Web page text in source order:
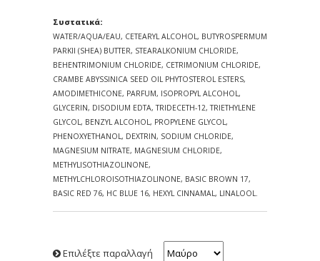
Συστατικά:
WATER/AQUA/EAU, CETEARYL ALCOHOL, BUTYROSPERMUM
PARKII (SHEA) BUTTER, STEARALKONIUM CHLORIDE,
BEHENTRIMONIUM CHLORIDE, CETRIMONIUM CHLORIDE,
CRAMBE ABYSSINICA SEED OIL PHYTOSTEROL ESTERS,
AMODIMETHICONE, PARFUM, ISOPROPYL ALCOHOL,
GLYCERIN, DISODIUM EDTA, TRIDECETH-12, TRIETHYLENE
GLYCOL, BENZYL ALCOHOL, PROPYLENE GLYCOL,
PHENOXYETHANOL, DEXTRIN, SODIUM CHLORIDE,
MAGNESIUM NITRATE, MAGNESIUM CHLORIDE,
METHYLISOTHIAZOLINONE,
METHYLCHLOROISOTHIAZOLINONE, BASIC BROWN 17,
BASIC RED 76, HC BLUE 16, HEXYL CINNAMAL, LINALOOL.
Επιλέξτε παραλλαγή